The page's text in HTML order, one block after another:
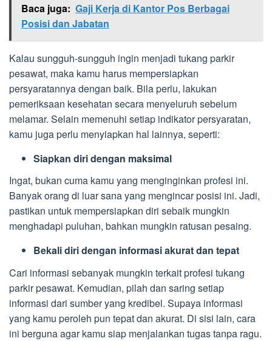
Baca juga: Gaji Kerja di Kantor Pos Berbagai
Posisi dan Jabatan
Kalau sungguh-sungguh ingin menjadi tukang parkir
pesawat, maka kamu harus mempersiapkan
persyaratannya dengan baik. Bila perlu, lakukan
pemeriksaan kesehatan secara menyeluruh sebelum
melamar. Selain memenuhi setiap indikator persyaratan,
kamu juga perlu menyiapkan hal lainnya, seperti:
Siapkan diri dengan maksimal
Ingat, bukan cuma kamu yang menginginkan profesi ini.
Banyak orang di luar sana yang mengincar posisi ini. Jadi,
pastikan untuk mempersiapkan diri sebaik mungkin
menghadapi puluhan, bahkan mungkin ratusan pesaing.
Bekali diri dengan informasi akurat dan tepat
Cari informasi sebanyak mungkin terkait profesi tukang
parkir pesawat. Kemudian, pilah dan saring setiap
informasi dari sumber yang kredibel. Supaya informasi
yang kamu peroleh pun tepat dan akurat. Di sisi lain, cara
ini berguna agar kamu siap menjalankan tugas tanpa ragu.